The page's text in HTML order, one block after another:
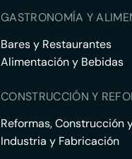
GASTRONOMÍA Y
Bares y Restaurantes
Alimentación y Bebidas
CONSTRUCCIÓN Y
Reformas, Construcción
Industria y Fabricación